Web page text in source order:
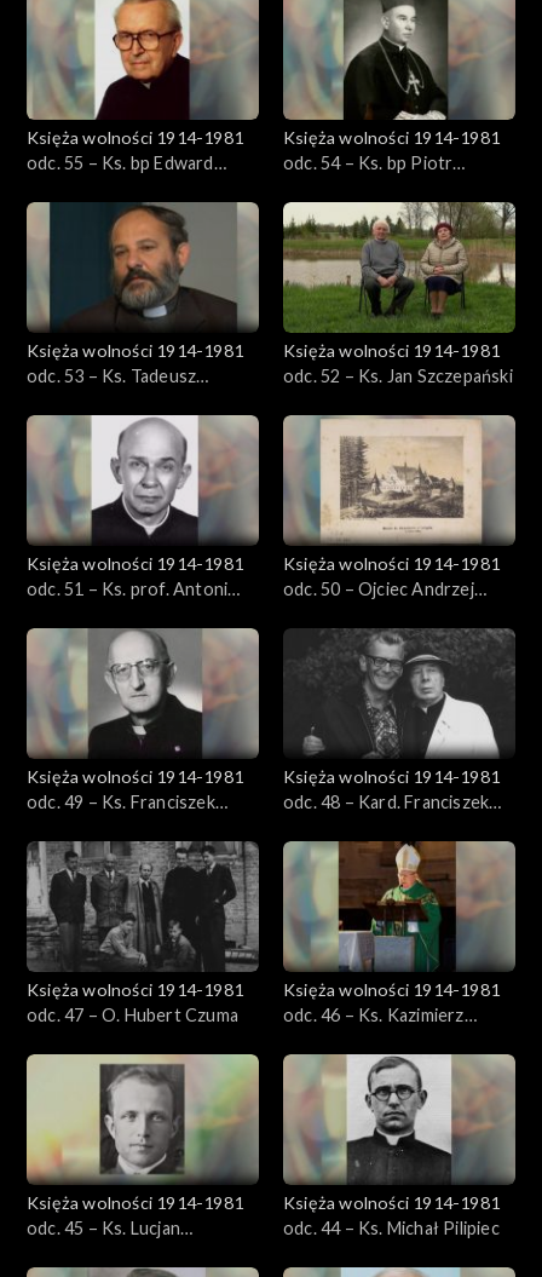
obandażowanego.
W pierwszych dniach maja ks. Łaski ponownie został
wywieziony z Witowa i umieszczony na oddziale
neurologicznym szpitala przy ul. Aleksandrowskiej w Łodzi.
Podczas odwiedzin bliskich powtórzył zdanie, które
wypowiadali do niego funkcjonariusze UB: Ksiądz mógł Dachau
przeżyć, ale UB ma lepsze metody i tu ksiądz nie przeżyje. Zmarł
manifestacją patriotyczną.
Księża wolności 1914-1981
odc. 55 – Ks. bp Edward
Księża wolności 1914-1981
odc. 54 – Ks. bp Piotr
Księża wolności 1914-1981
odc. 53 – Ks. Tadeusz
Księża wolności 1914-1981
odc. 52 – Ks. Jan Szczepański
Księża wolności 1914-1981
odc. 51 – Ks. prof. Antoni
Księża wolności 1914-1981
odc. 50 – Ojciec Andrzej
Księża wolności 1914-1981
odc. 49 – Ks. Franciszek
Księża wolności 1914-1981
odc. 48 – Kard. Franciszek
Księża wolności 1914-1981
odc. 47 – O. Hubert Czuma
Księża wolności 1914-1981
odc. 46 – Ks. Kazimierz
Księża wolności 1914-1981
odc. 45 – Ks. Lucjan
Księża wolności 1914-1981
odc. 44 – Ks. Michał Pilipiec